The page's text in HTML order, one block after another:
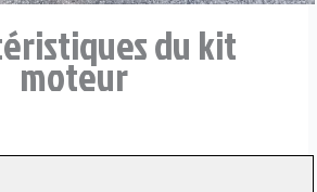
du kit
moteur